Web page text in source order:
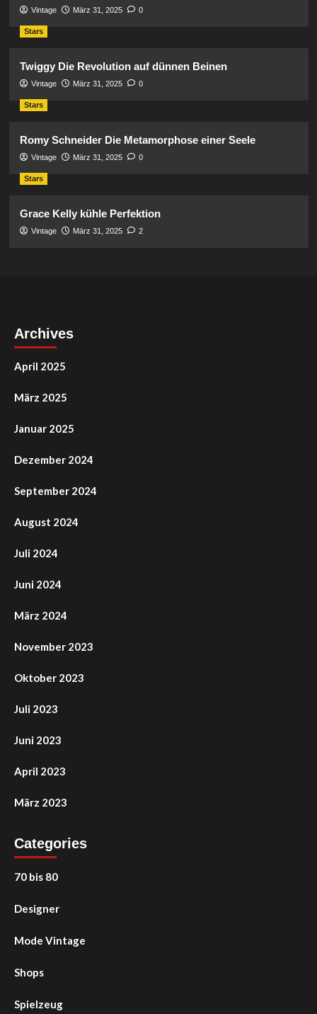
Vintage März 31, 2025 0
Stars
Twiggy Die Revolution auf dünnen Beinen
Vintage März 31, 2025 0
Stars
Romy Schneider Die Metamorphose einer Seele
Vintage März 31, 2025 0
Stars
Grace Kelly kühle Perfektion
Vintage März 31, 2025 2
Archives
April 2025
März 2025
Januar 2025
Dezember 2024
September 2024
August 2024
Juli 2024
Juni 2024
März 2024
November 2023
Oktober 2023
Juli 2023
Juni 2023
April 2023
März 2023
Categories
70 bis 80
Designer
Mode Vintage
Shops
Spielzeug